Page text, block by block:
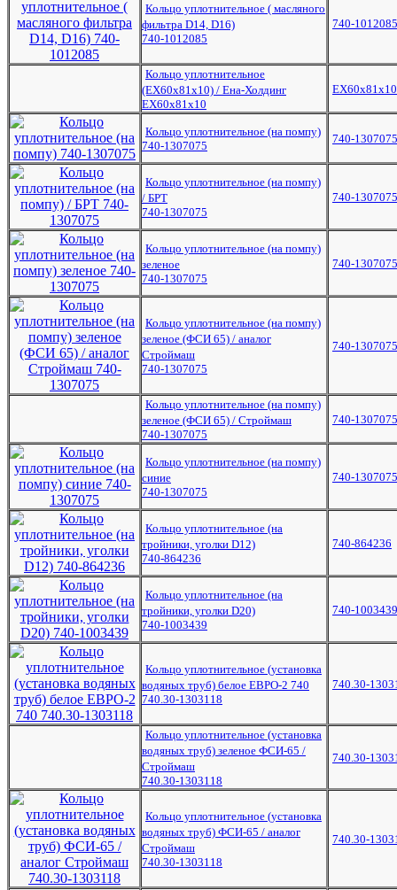
Кольцо уплотнительное ( масляного
фильтра D14, D16)
740-1012085
740-1012085
Кольцо уплотнительное
(ЕХ60х81х10) / Ена-Холдинг
ЕХ60х81х10
ЕХ60х81х10
Кольцо уплотнительное (на помпу)
740-1307075
740-1307075
Кольцо уплотнительное (на помпу)
/ БРТ
740-1307075
740-1307075
Кольцо уплотнительное (на помпу)
зеленое
740-1307075
740-1307075
Кольцо уплотнительное (на помпу)
зеленое (ФСИ 65) / аналог
Строймаш
740-1307075
740-1307075
Кольцо уплотнительное (на помпу)
зеленое (ФСИ 65) / Строймаш
740-1307075
740-1307075
Кольцо уплотнительное (на помпу)
синие
740-1307075
740-1307075
Кольцо уплотнительное (на
тройники, уголки D12)
740-864236
740-864236
Кольцо уплотнительное (на
тройники, уголки D20)
740-1003439
740-1003439
Кольцо уплотнительное (установка
водяных труб) белое ЕВРО-2 740
740.30-1303118
740.30-
Кольцо уплотнительное (установка
водяных труб) зеленое ФСИ-65 /
Строймаш
740.30-1303118
740.30-
Кольцо уплотнительное (установка
водяных труб) ФСИ-65 / аналог
Строймаш
740.30-1303118
740.30-